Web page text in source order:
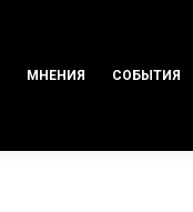
МНЕНИЯ СОБЫТИЯ